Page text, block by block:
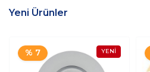
Yeni Ürünler
% 7